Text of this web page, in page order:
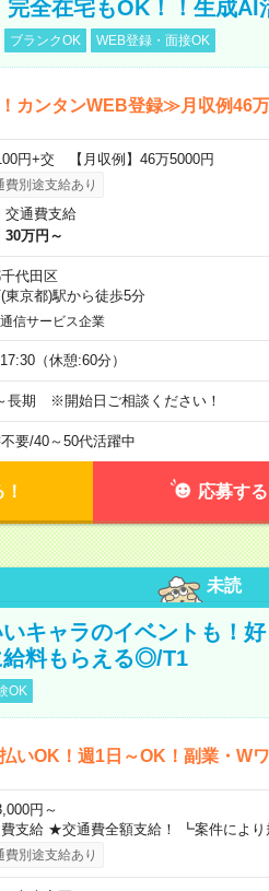
完全在宅もOK！！生成AI
ブランクOK WEB登録・面接OK
カンタンWEB登録≫月収例46万
円+交 【月収例】46万5000円
費別途支給あり
交通費支給
30万円～
代田区
東京都)駅から徒歩5分
信サービス企業
（休憩:60分）
長期 ※開始日ご相談ください！
要/40～50代活躍中
応募する
未読
キャラのイベントも！
料もらえる◎/T1
OK
いOK！週1日～OK！副業・W
円～
費支給 ★交通費全額支給！ ┗案件によ
費別途支給あり